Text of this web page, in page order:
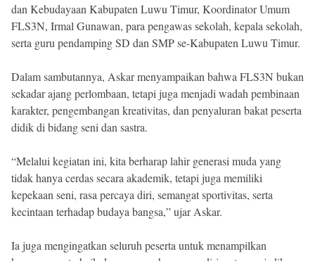
dan Kebudayaan Kabupaten Luwu Timur, Koordinator Umum
FLS3N, Irmal Gunawan, para pengawas sekolah, kepala sekolah,
serta guru pendamping SD dan SMP se-Kabupaten Luwu Timur.
Dalam sambutannya, Askar menyampaikan bahwa FLS3N bukan
sekadar ajang perlombaan, tetapi juga menjadi wadah pembinaan
karakter, pengembangan kreativitas, dan penyaluran bakat peserta
didik di bidang seni dan sastra.
“Melalui kegiatan ini, kita berharap lahir generasi muda yang
tidak hanya cerdas secara akademik, tetapi juga memiliki
kepekaan seni, rasa percaya diri, semangat sportivitas, serta
kecintaan terhadap budaya bangsa,” ujar Askar.
Ia juga mengingatkan seluruh peserta untuk menampilkan